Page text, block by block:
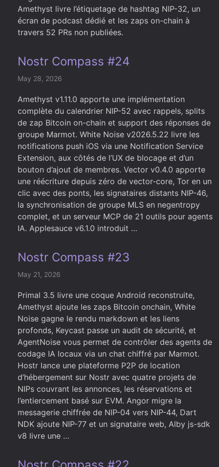
Amethyst livre l’étiquetage de hashtag NIP-32, un
écran de podcast dédié et les zaps on-chain à
travers 52 PRs non publiées.
Nostr Compass #24
May 28, 2026
Amethyst v1.11.0 apporte une implémentation
complète du calendrier NIP-52 avec rappels, splits
de zap Bitcoin on-chain et support des réponses de
groupe Marmot. White Noise v2026.5.22 livre les
notifications push iOS via une Notification Service
Extension, aux côtés de l’UX de blocage et d’un
bouton d’ajout de membres. Vector v0.4.0 apporte
une réécriture depuis zéro de vector-core, Tor en un
clic avec des ponts, les signataires distants NIP-46,
la synchronisation de groupe MLS en negentropy
complet, et un serveur MCP de 21 outils pour agents
IA. Applesauce v6.1.0 introduit …
Nostr Compass #23
May 21, 2026
Primal 3.5 livre une coque Android reconstruite,
Amethyst ajoute les zaps Bitcoin onchain, White
Noise gagne le rendu markdown et les liens
profonds, Keycast passe un audit de sécurité, et
AgentNoise vous permet de contrôler des agents de
codage IA locaux via un chat chiffré par Marmot.
Hostr lance une plateforme P2P de location
d’hébergement sur Nostr avec quatre projets de
NIPs couvrant les annonces, les réservations et
l’entiercement basé sur EVM. Angor migre la
messagerie chiffrée de NIP-04 vers NIP-44, Dart
NDK ajoute NIP-77 et un signataire web, Alby js-sdk
v8 livre une …